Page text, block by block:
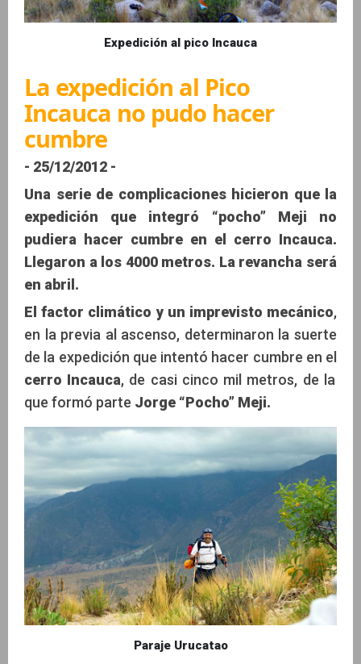
Expedición al pico Incauca
La expedición al Pico
Incauca no pudo hacer
cumbre
- 25/12/2012 -
Una serie de complicaciones hicieron que la
expedición que integró “pocho” Meji no
pudiera hacer cumbre en el cerro Incauca.
Llegaron a los 4000 metros. La revancha será
en abril.
El factor climático y un imprevisto mecánico,
en la previa al ascenso, determinaron la suerte
de la expedición que intentó hacer cumbre en el
cerro Incauca, de casi cinco mil metros, de la
que formó parte Jorge “Pocho” Meji.
Paraje Urucatao